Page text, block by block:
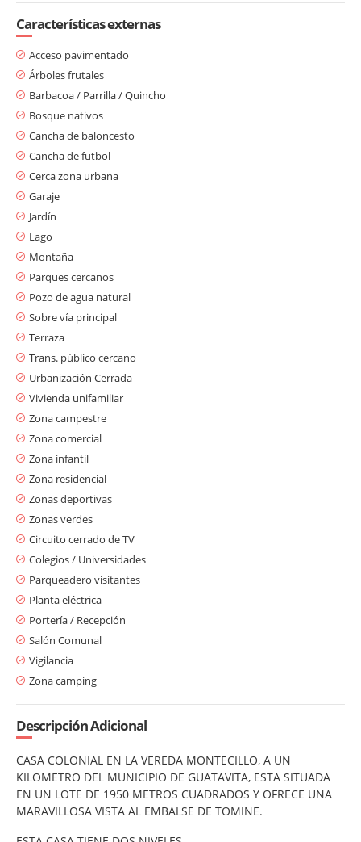
Características externas
Acceso pavimentado
Árboles frutales
Barbacoa / Parrilla / Quincho
Bosque nativos
Cancha de baloncesto
Cancha de futbol
Cerca zona urbana
Garaje
Jardín
Lago
Montaña
Parques cercanos
Pozo de agua natural
Sobre vía principal
Terraza
Trans. público cercano
Urbanización Cerrada
Vivienda unifamiliar
Zona campestre
Zona comercial
Zona infantil
Zona residencial
Zonas deportivas
Zonas verdes
Circuito cerrado de TV
Colegios / Universidades
Parqueadero visitantes
Planta eléctrica
Portería / Recepción
Salón Comunal
Vigilancia
Zona camping
Descripción Adicional
CASA COLONIAL EN LA VEREDA MONTECILLO, A UN
KILOMETRO DEL MUNICIPIO DE GUATAVITA, ESTA SITUADA
EN UN LOTE DE 1950 METROS CUADRADOS Y OFRECE UNA
MARAVILLOSA VISTA AL EMBALSE DE TOMINE.